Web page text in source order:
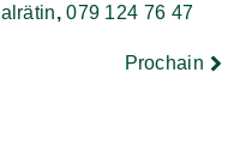
,079 124 76 47
Prochain